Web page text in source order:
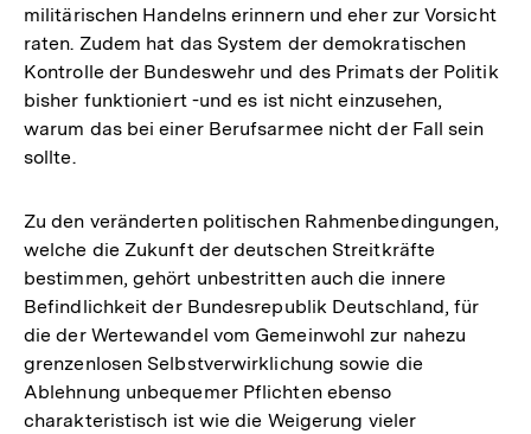
der
Fußnote
militärischen Handelns erinnern und eher zur Vorsicht
raten. Zudem hat das System der demokratischen
Kontrolle der Bundeswehr und des Primats der Politik
bisher funktioniert -und es ist nicht einzusehen,
warum das bei einer Berufsarmee nicht der Fall sein
sollte.
Zu den veränderten politischen Rahmenbedingungen,
welche die Zukunft der deutschen Streitkräfte
bestimmen, gehört unbestritten auch die innere
Befindlichkeit der Bundesrepublik Deutschland, für
die der Wertewandel vom Gemeinwohl zur nahezu
grenzenlosen Selbstverwirklichung sowie die
Ablehnung unbequemer Pflichten ebenso
charakteristisch ist wie die Weigerung vieler